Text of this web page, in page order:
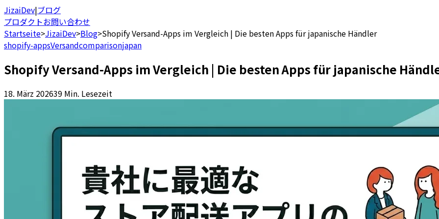
JizaiDev|ブログ
プロダクトお問い合わせ
Startseite>JizaiDev>Blog>Shopify Versand-Apps im Vergleich | Die besten Apps für japanische Händler
shopify-appsVersandcomparisonjapan
Shopify Versand-Apps im Vergleich | Die besten Apps für japanische
18. März 202639 Min. Lesezeit